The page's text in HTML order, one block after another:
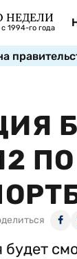
НЕДЕЛИ
1994-го года